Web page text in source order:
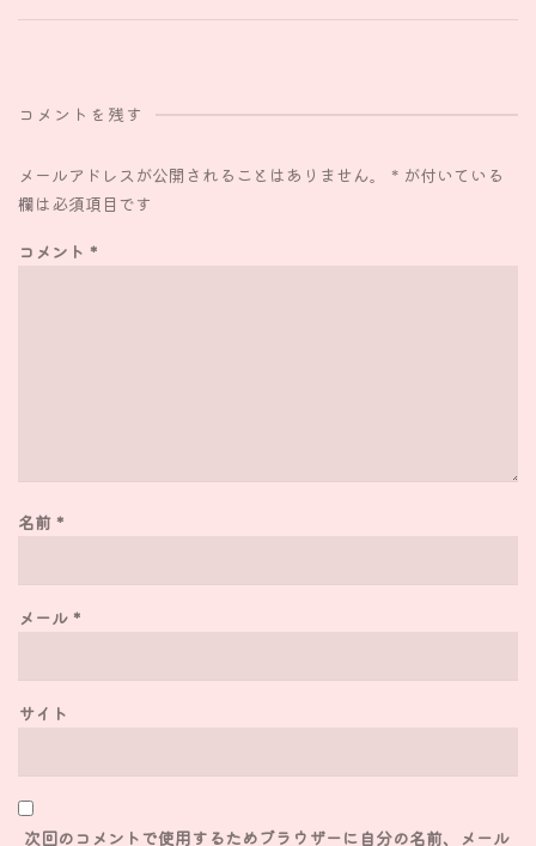
コメントを残す
メールアドレスが公開されることはありません。 * が付いている
欄は必須項目です
コメント *
名前 *
メール *
サイト
次回のコメントで使用するためブラウザーに自分の名前、メール